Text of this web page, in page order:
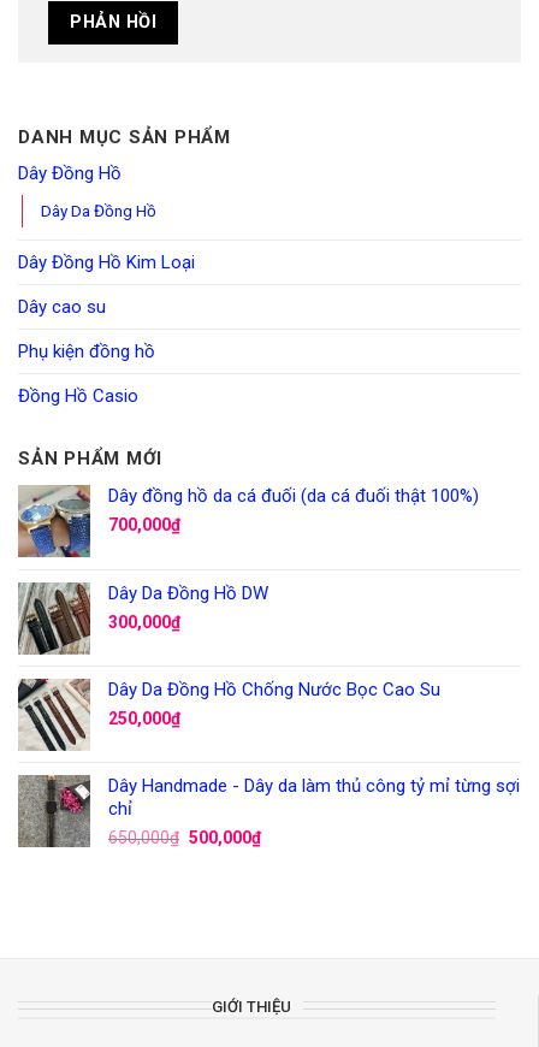
DANH MỤC SẢN PHẨM
Dây Đồng Hồ
Dây Da Đồng Hồ
Dây Đồng Hồ Kim Loại
Dây cao su
Phụ kiện đồng hồ
Đồng Hồ Casio
SẢN PHẨM MỚI
Dây đồng hồ da cá đuối (da cá đuối thật 100%)
700,000₫
Dây Da Đồng Hồ DW
300,000₫
Dây Da Đồng Hồ Chống Nước Bọc Cao Su
250,000₫
Dây Handmade - Dây da làm thủ công tỷ mỉ từng sợi
chỉ
650,000₫ 500,000₫
GIỚI THIỆU